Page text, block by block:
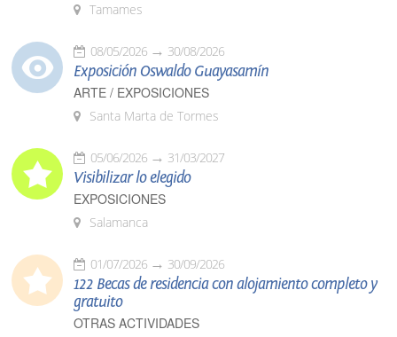
Tamames
08/05/2026 30/08/2026
Exposición Oswaldo Guayasamín
ARTE / EXPOSICIONES
Santa Marta de Tormes
05/06/2026 31/03/2027
Visibilizar lo elegido
EXPOSICIONES
Salamanca
01/07/2026 30/09/2026
122 Becas de residencia con alojamiento completo y
gratuito
OTRAS ACTIVIDADES